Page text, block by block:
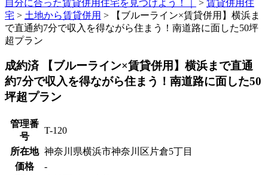
自分に合った賃貸併用住宅を見つけよう！｜ > 賃貸併用住
宅 > 土地から賃貸併用 >
【ブルーライン×賃貸併用】横浜ま
で直通約7分で収入を得ながら住まう！南道路に面した50坪
超プラン
成約済 【ブルーライン×賃貸併用】横浜まで直通
約7分で収入を得ながら住まう！南道路に面した50
坪超プラン
管理番
号
T-120
所在地 神奈川県横浜市神奈川区片倉5丁目
価格
‐